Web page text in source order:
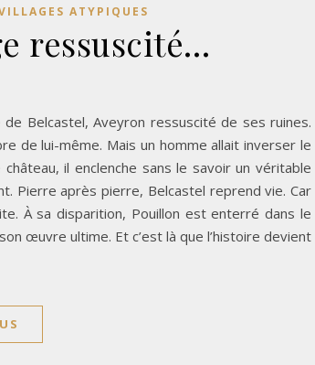
ATYPIQUES
ressuscité…
Belcastel, Aveyron ressuscité de ses ruines.
de lui-même. Mais un homme allait inverser le
il enclenche sans le savoir un véritable
Pierre après pierre, Belcastel reprend vie. Car
À sa disparition, Pouillon est enterré dans le
œuvre ultime. Et c’est là que l’histoire devient